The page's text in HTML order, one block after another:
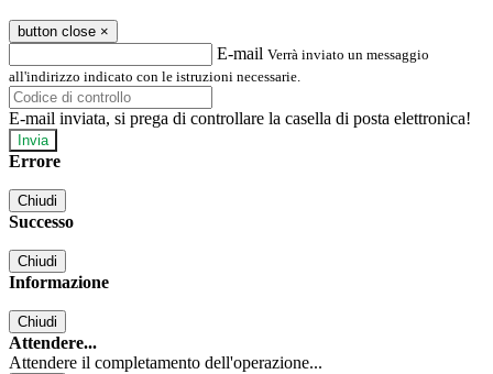
button close ×
E-mail Verrà inviato un messaggio
all'indirizzo indicato con le istruzioni necessarie.
E-mail inviata, si prega di controllare la casella di posta elettronica!
Errore
Chiudi
Successo
Chiudi
Informazione
Chiudi
Attendere...
Attendere il completamento dell'operazione...